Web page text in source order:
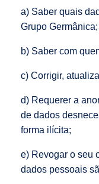
a) Saber quais
Grupo Germânica;
b) Saber com
c) Corrigir,
d) Requerer a
de dados
forma ilícita;
e) Revogar o seu
dados pessoais